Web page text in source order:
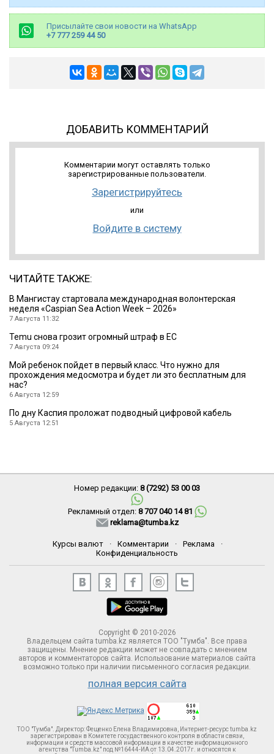
Присылайте свои новости на WhatsApp
+7 777 259 44 50
ДОБАВИТЬ КОММЕНТАРИЙ
Комментарии могут оставлять только
зарегистрированные пользователи.
Зарегистрируйтесь
или
Войдите в систему
ЧИТАЙТЕ ТАКЖЕ:
B Мангистау стартовала международная волонтерская
неделя «Caspian Sea Action Week – 2026»
7 Августа 11:32
Temu снова грозит огромный штраф в ЕС
7 Августа 09:24
Мой ребенок пойдет в первый класс. Что нужно для
прохождения медосмотра и будет ли это бесплатным для
нас?
6 Августа 12:59
По дну Каспия проложат подводный цифровой кабель
5 Августа 12:51
Номер редакции: 8 (7292) 53 00 03
Рекламный отдел: 8 707 040 14 81
reklama@tumba.kz
Курсы валют · Комментарии · Реклама
·
Конфиденциальность
Copyright © 2010-2026
Владельцем сайта tumba.kz является ТОО "Тумба". Все права
защищены. Мнение редакции может не совпадать с мнением
авторов и комментаторов сайта. Использование материалов сайта
возможно только при наличии письменного согласия редакции.
полная версия сайта
ТОО "Тумба". Директор: Фещенко Елена Владимировна, Интернет-ресурс tumba.kz
зарегистрирован в Комитете госудаственного контроля в области связи,
информации и средств массовой информации в качестве информационного
агентства "Tumba.kz" под №16444-ИА от 13.04.2017г. и относятся к